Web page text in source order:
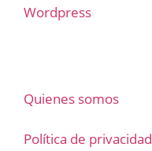
Wordpress
Quienes somos
Política de privacidad